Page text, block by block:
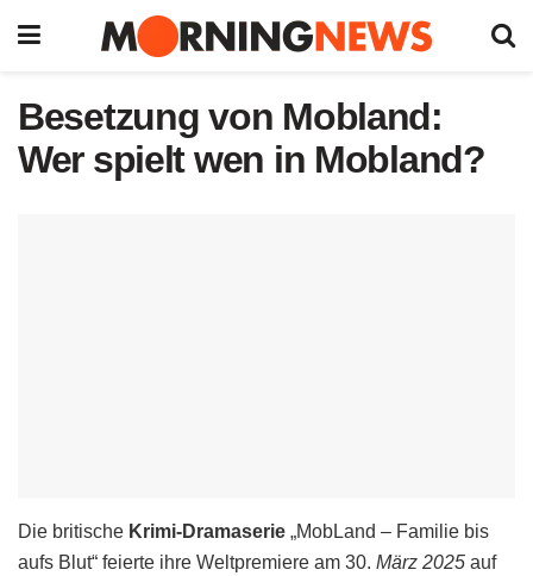
Besetzung von Mobland:
Wer spielt wen in Mobland?
Die britische Krimi-Dramaserie „MobLand – Familie bis
aufs Blut“ feierte ihre Weltpremiere am 30. März 2025 auf